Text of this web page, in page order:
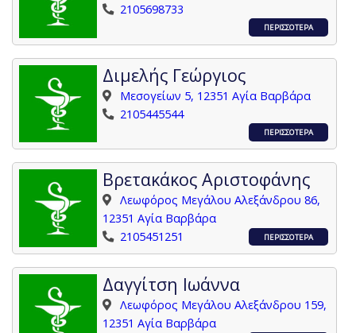
2105698733
ΠΕΡΙΣΣΟΤΕΡΑ
Διμελής Γεώργιος
Μεσογείων 5, 12351 Αγία Βαρβάρα
2105445544
ΠΕΡΙΣΣΟΤΕΡΑ
Βρετακάκος Αριστοφάνης
Λεωφόρος Μεγάλου Αλεξάνδρου 86,
12351 Αγία Βαρβάρα
2105451251
ΠΕΡΙΣΣΟΤΕΡΑ
Δαγγίτση Ιωάννα
Λεωφόρος Μεγάλου Αλεξάνδρου 159,
12351 Αγία Βαρβάρα